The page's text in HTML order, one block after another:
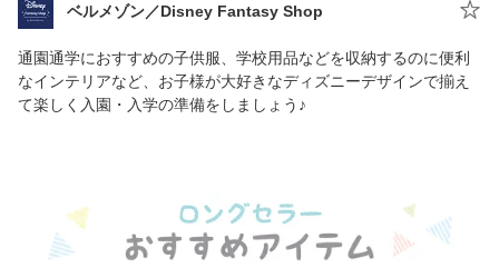
ベルメゾン／Disney Fantasy Shop
通園通学におすすめの子供服、学校用品などを収納するのに便利
なインテリアなど、お子様が大好きなディズニーデザインで揃え
て楽しく入園・入学の準備をしましょう♪